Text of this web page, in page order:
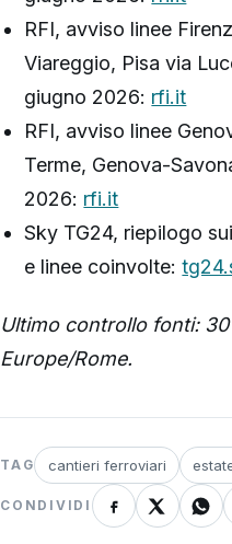
RFI, avviso linee
Viareggio, Pisa via
giugno 2026: rfi.it
RFI, avviso linee
Terme, Genova-
2026: rfi.it
Sky TG24, riepilogo
e linee coinvolte:
Ultimo controllo fonti:
Europe/Rome.
TAG cantieri ferroviari
CONDIVIDI